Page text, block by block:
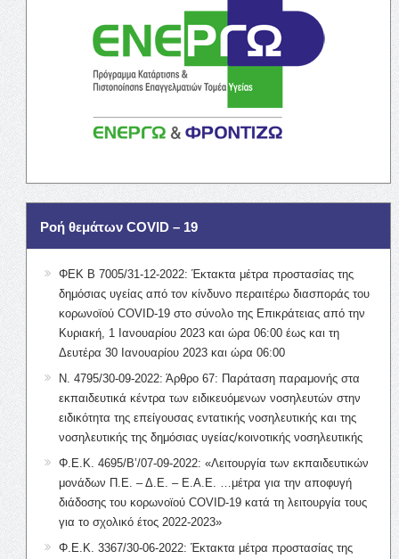
Ροή θεμάτων COVID – 19
ΦΕΚ Β 7005/31-12-2022: Έκτακτα μέτρα προστασίας της
δημόσιας υγείας από τον κίνδυνο περαιτέρω διασποράς του
κορωνοϊού COVID-19 στο σύνολο της Επικράτειας από την
Κυριακή, 1 Ιανουαρίου 2023 και ώρα 06:00 έως και τη
Δευτέρα 30 Ιανουαρίου 2023 και ώρα 06:00
Ν. 4795/30-09-2022: Άρθρο 67: Παράταση παραμονής στα
εκπαιδευτικά κέντρα των ειδικευόμενων νοσηλευτών στην
ειδικότητα της επείγουσας εντατικής νοσηλευτικής και της
νοσηλευτικής της δημόσιας υγείας/κοινοτικής νοσηλευτικής
Φ.Ε.Κ. 4695/Β’/07-09-2022: «Λειτουργία των εκπαιδευτικών
μονάδων Π.Ε. – Δ.Ε. – Ε.Α.Ε. …μέτρα για την αποφυγή
διάδοσης του κορωνοϊού COVID-19 κατά τη λειτουργία τους
για το σχολικό έτος 2022-2023»
Φ.Ε.Κ. 3367/30-06-2022: Έκτακτα μέτρα προστασίας της